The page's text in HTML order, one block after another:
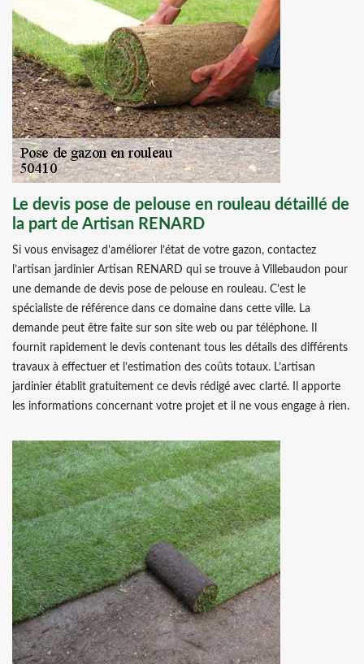
Le devis pose de pelouse en rouleau détaillé de
la part de Artisan RENARD
Si vous envisagez d’améliorer l’état de votre gazon, contactez
l’artisan jardinier Artisan RENARD qui se trouve à Villebaudon pour
une demande de devis pose de pelouse en rouleau. C’est le
spécialiste de référence dans ce domaine dans cette ville. La
demande peut être faite sur son site web ou par téléphone. Il
fournit rapidement le devis contenant tous les détails des différents
travaux à effectuer et l’estimation des coûts totaux. L’artisan
jardinier établit gratuitement ce devis rédigé avec clarté. Il apporte
les informations concernant votre projet et il ne vous engage à rien.